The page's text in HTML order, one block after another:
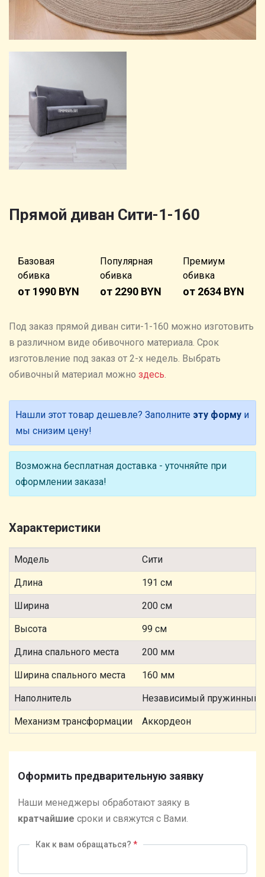
Прямой диван Сити-1-160
Базовая
обивка
от 1990 BYN
Популярная
обивка
от 2290 BYN
Премиум
обивка
от 2634 BYN
Под заказ прямой диван сити-1-160 можно изготовить
в различном виде обивочного материала. Cрок
изготовление под заказ от 2-х недель. Выбрать
обивочный материал можно здесь.
Нашли этот товар дешевле? Заполните эту форму и
мы снизим цену!
Возможна бесплатная доставка - уточняйте при
оформлении заказа!
Характеристики
Модель Сити
Длина 191 см
Ширина 200 см
Высота 99 см
Длина спального места 200 мм
Ширина спального места 160 мм
Наполнитель Независимый пружинный
Механизм трансформации Аккордеон
Оформить предварительную заявку
Наши менеджеры обработают заяку в
кратчайшие сроки и свяжутся с Вами.
Как к вам обращаться? *